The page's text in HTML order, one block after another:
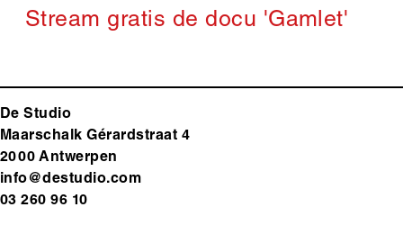
Stream gratis de docu 'Gamlet'
De Studio
Maarschalk Gérardstraat 4
2000 Antwerpen
info@destudio.com
03 260 96 10